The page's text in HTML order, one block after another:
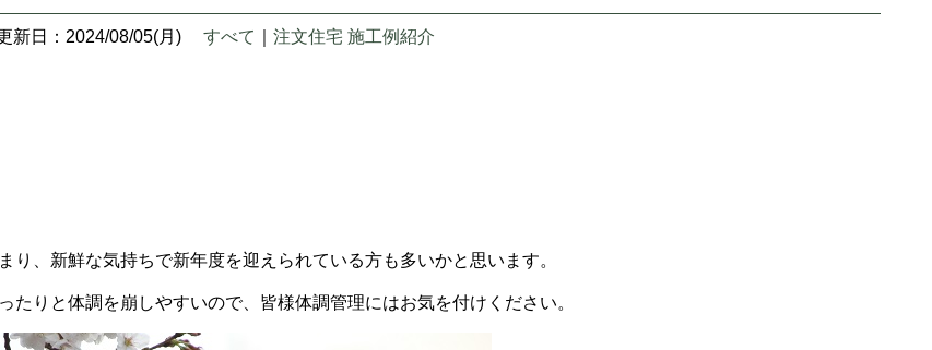
新日：2024/08/05(月) すべて 注文住宅 施工例紹介
り、新鮮な気持ちで新年度を迎えられている方も多いかと思います。
たりと体調を崩しやすいので、皆様体調管理にはお気を付けください。